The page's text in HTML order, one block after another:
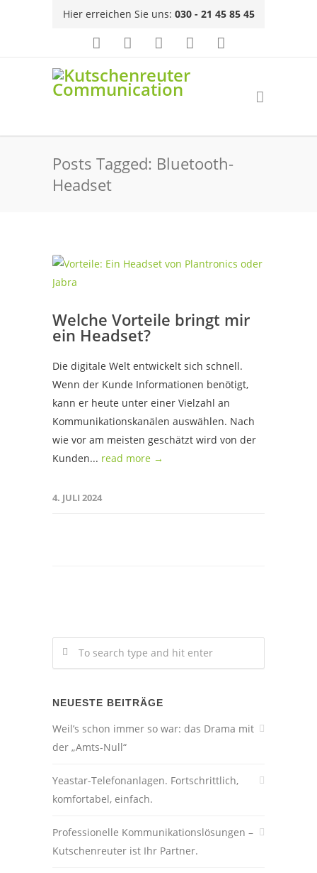
Hier erreichen Sie uns: 030 - 21 45 85 45
Posts Tagged: Bluetooth-
Headset
Welche Vorteile bringt mir
ein Headset?
Die digitale Welt entwickelt sich schnell.
Wenn der Kunde Informationen benötigt,
kann er heute unter einer Vielzahl an
Kommunikationskanälen auswählen. Nach
wie vor am meisten geschätzt wird von der
Kunden... read more →
4. JULI 2024
NEUESTE BEITRÄGE
Weil’s schon immer so war: das Drama mit
der „Amts-Null“
Yeastar-Telefonanlagen. Fortschrittlich,
komfortabel, einfach.
Professionelle Kommunikationslösungen –
Kutschenreuter ist Ihr Partner.